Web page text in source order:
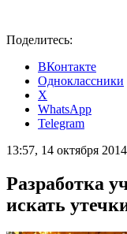
Поделитесь:
ВКонтакте
Одноклассники
X
WhatsApp
Telegram
13:57, 14 октября 2014
Разработка
искать